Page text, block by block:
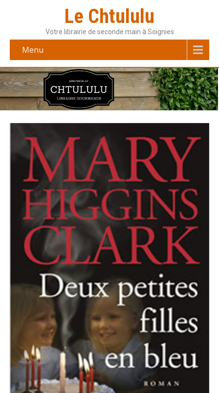
Le Chtululu
Votre librairie de seconde main à Soignies
Menu